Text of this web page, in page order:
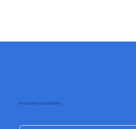
Encuestas estructuradas